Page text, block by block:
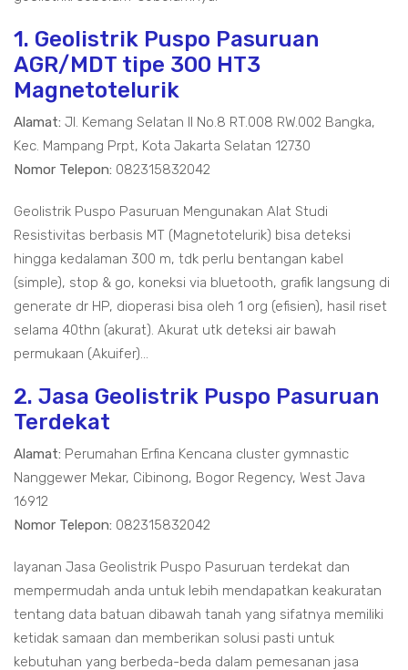
1. Geolistrik Puspo Pasuruan
AGR/MDT tipe 300 HT3
Magnetotelurik
Alamat: Jl. Kemang Selatan II No.8 RT.008 RW.002 Bangka,
Kec. Mampang Prpt, Kota Jakarta Selatan 12730
Nomor Telepon: 082315832042
Geolistrik Puspo Pasuruan Mengunakan Alat Studi
Resistivitas berbasis MT (Magnetotelurik) bisa deteksi
hingga kedalaman 300 m, tdk perlu bentangan kabel
(simple), stop & go, koneksi via bluetooth, grafik langsung di
generate dr HP, dioperasi bisa oleh 1 org (efisien), hasil riset
selama 40thn (akurat). Akurat utk deteksi air bawah
permukaan (Akuifer)...
2. Jasa Geolistrik Puspo Pasuruan
Terdekat
Alamat: Perumahan Erfina Kencana cluster gymnastic
Nanggewer Mekar, Cibinong, Bogor Regency, West Java
16912
Nomor Telepon: 082315832042
layanan Jasa Geolistrik Puspo Pasuruan terdekat dan
mempermudah anda untuk lebih mendapatkan keakuratan
tentang data batuan dibawah tanah yang sifatnya memiliki
ketidak samaan dan memberikan solusi pasti untuk
kebutuhan yang berbeda-beda dalam pemesanan jasa